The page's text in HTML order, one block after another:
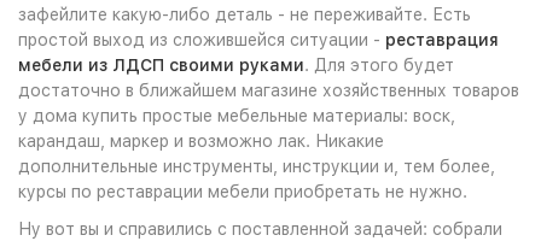
зафейлите какую-либо деталь - не переживайте. Есть
простой выход из сложившейся ситуации - реставрация
мебели из ЛДСП своими руками. Для этого будет
достаточно в ближайшем магазине хозяйственных товаров
у дома купить простые мебельные материалы: воск,
карандаш, маркер и возможно лак. Никакие
дополнительные инструменты, инструкции и, тем более,
курсы по реставрации мебели приобретать не нужно.
Ну вот вы и справились с поставленной задачей: собрали